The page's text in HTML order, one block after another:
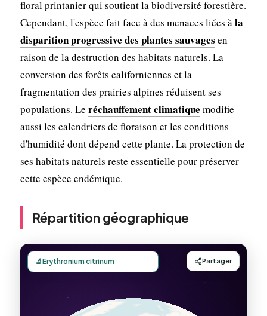
floral printanier qui soutient la biodiversité forestière.
Cependant, l'espèce fait face à des menaces liées àla
disparition progressive des plantes sauvages en
raison de la destruction des habitats naturels. La
conversion des forêts californiennes et la
fragmentation des prairies alpines réduisent ses
populations. Le réchauffement climatique modifie
aussi les calendriers de floraison et les conditions
d'humidité dont dépend cette plante. La protection de
ses habitats naturels reste essentielle pour préserver
cette espèce endémique.
Répartition géographique